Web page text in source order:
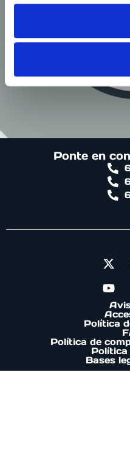
Ponte en
Política
Política de
Política
Bases